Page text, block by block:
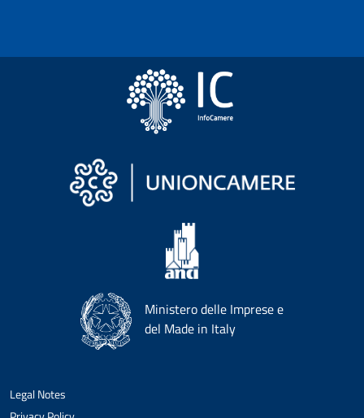
Ministero delle Imprese e
del Made in Italy
Legal Notes